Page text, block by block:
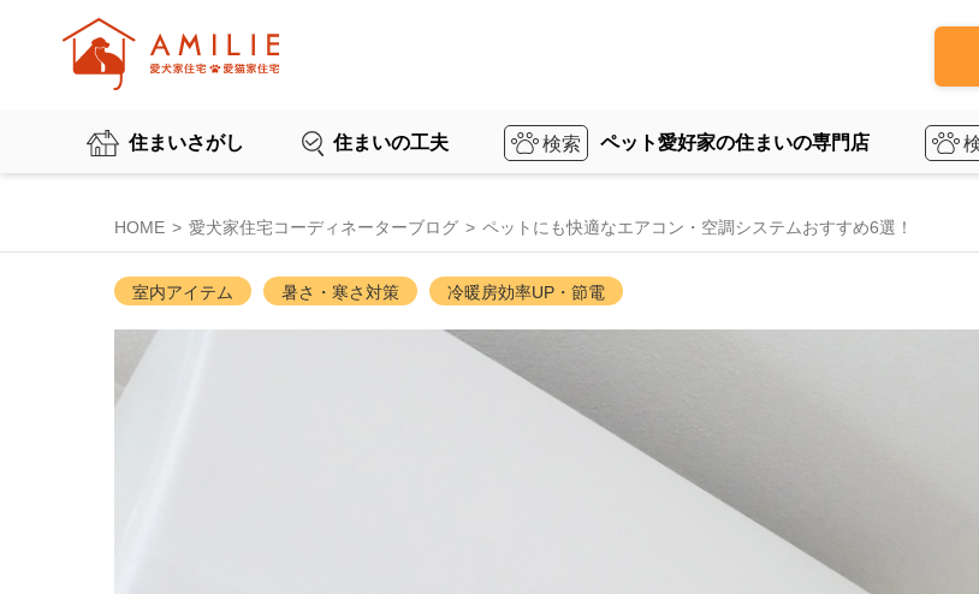
住まいさがし 住まいの工夫 ペット愛好家の住まいの専門店
HOME 愛犬家住宅コーディネーターブログ ペットにも快適なエアコン・空調システムおすすめ6選！
室内アイテム 暑さ・寒さ対策 冷暖房効率UP・節電